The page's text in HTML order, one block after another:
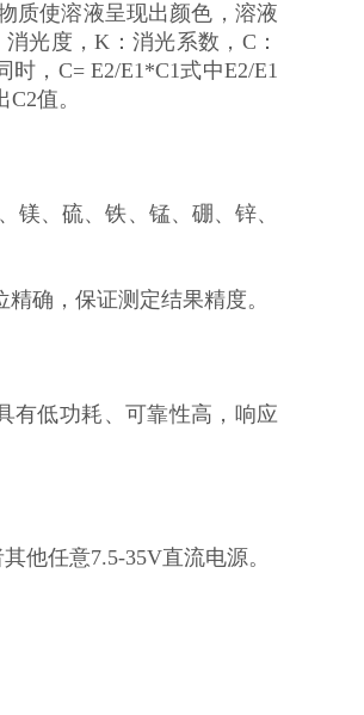
质使溶液呈现出颜色，溶液
光度，K：消光系数，C：
，C= E2/E1*C1式中E2/E1
值。
、硫、铁、锰、硼、锌、
确，保证测定结果精度。
有低功耗、可靠性高，响应
他任意7.5-35V直流电源。